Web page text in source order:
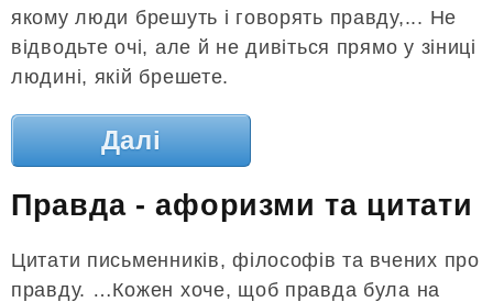
якому люди брешуть і говорять правду,... Не
відводьте очі, але й не дивіться прямо у зіниці
людині, якій брешете.
Далі
Правда - афоризми та цитати
Цитати письменників, філософів та вчених про
правду. …Кожен хоче, щоб правда була на